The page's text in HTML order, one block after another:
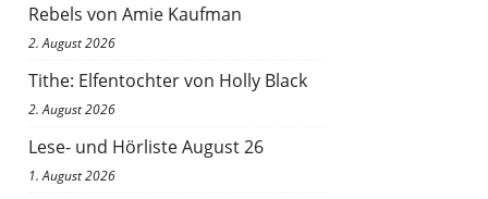
Rebels von Amie Kaufman
2. August 2026
Tithe: Elfentochter von Holly Black
2. August 2026
Lese- und Hörliste August 26
1. August 2026